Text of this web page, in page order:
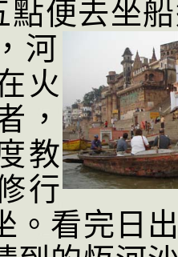
點便去坐
河
火
，
教
行
。 看完日